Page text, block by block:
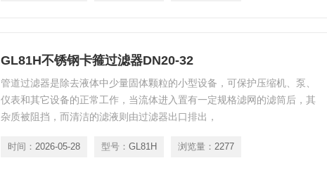
GL81H不锈钢卡箍过滤器DN20-32
管道过滤器是除去液体中少量固体颗粒的小型设备，可保护压缩机、泵、
仪表和其它设备的正常工作，当流体进入置有一定规格滤网的滤筒后，其
杂质被阻挡，而清洁的滤液则由过滤器出口排出，
时间： 2026-05-28 型号： GL81H 浏览量： 2277